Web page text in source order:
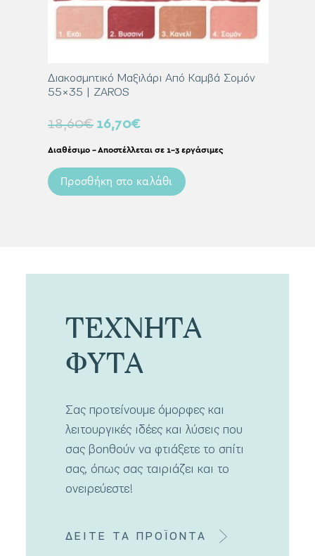
Διακοσμητικό Μαξιλάρι Από Καμβά Σομόν
55×35 | ZAROS
18,60€ 16,70€
Διαθέσιμο – Αποστέλλεται σε 1-3 εργάσιμες
Προσθήκη στο καλάθι
ΤΕΧΝΗΤΑ
ΦΥΤΑ
Σας προτείνουμε όμορφες και
λειτουργικές ιδέες και λύσεις που
σας βοηθούν να φτιάξετε το σπίτι
σας, όπως σας ταιριάζει και το
ονειρεύεστε!
ΔΕΙΤΕ ΤΑ ΠΡΟΪΟΝΤΑ